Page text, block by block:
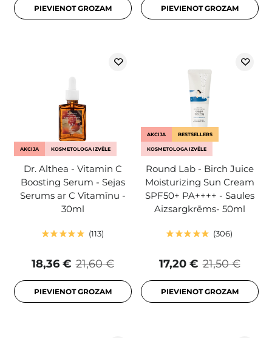
PIEVIENOT GROZAM PIEVIENOT GROZAM
AKCIJA KOSMETOLOGA IZVĒLE
Dr. Althea - Vitamin C
Boosting Serum - Sejas
Serums ar C Vitamīnu -
30ml
113
21,60 €
18,36 €
PIEVIENOT GROZAM
AKCIJA BESTSELLERS
KOSMETOLOGA IZVĒLE
Round Lab - Birch Juice
Moisturizing Sun Cream
SPF50+ PA++++ - Saules
Aizsargkrēms- 50ml
306
21,50 €
17,20 €
PIEVIENOT GROZAM